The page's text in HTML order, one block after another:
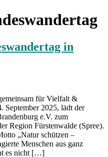
in
für Vielfalt &
September 2025, lädt der
e.V. zum
Region Fürstenwalde (Spree).
„Natur schützen –
Menschen aus ganz
es nicht […]